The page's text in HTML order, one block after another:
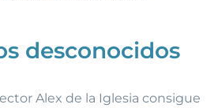
desconocidos
Alex de la Iglesia consigue